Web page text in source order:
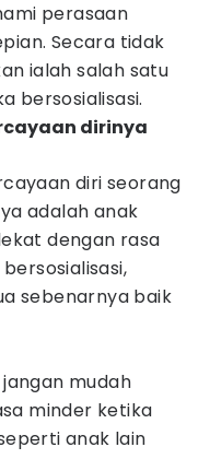
perasaan
Secara tidak
ialah salah satu
bersosialisasi.
dirinya
diri seorang
adalah anak
dengan rasa
sebenarnya baik
mudah
minder ketika
anak lain